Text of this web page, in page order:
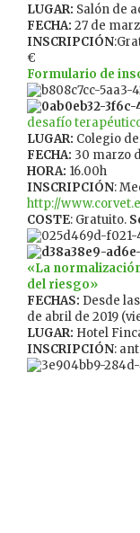
LUGAR: Salón de
FECHA: 27 de
INSCRIPCIÓN
€
Formulario de
desafío
LUGAR: Colegio
FECHA: 30 marzo
HORA: 16.00h
INSCRIPCIÓN:
http://
COSTE: Gratuito.
«La
del riesgo»
FECHAS: Desde
de abril de 2019
LUGAR: Hotel
INSCRIPCIÓN: